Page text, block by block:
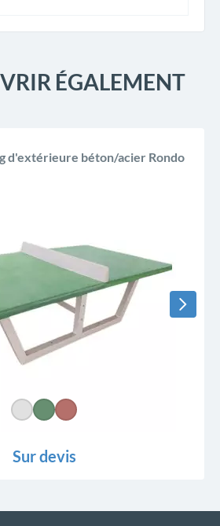
ÉGALEMENT
d'extérieure béton/acier Rondo
Sur devis